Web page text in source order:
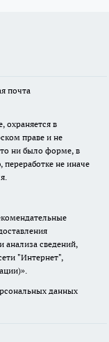
почта
охраняется в
праве и не
ни было форме, в
не иначе
анализа сведений,
"Интернет",
данных